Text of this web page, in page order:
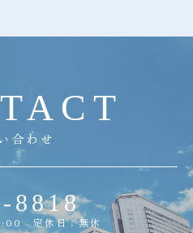
TA C T
合わせ
8818
定休日：無休